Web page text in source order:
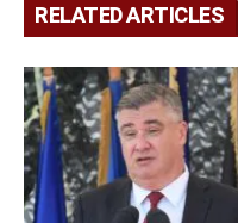
RELATED ARTICLES